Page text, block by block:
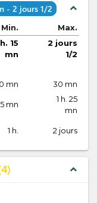
- 2 jours 1/2 expand_less
Min. Max.
15
mn
2 jours
1/2
0 mn 30 mn
mn
1 h. 25
mn
1 h. 2 jours
4 expand_less